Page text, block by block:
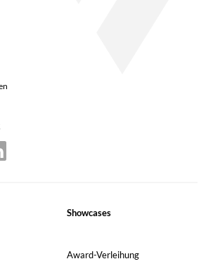
Showcases
Award-Verleihung